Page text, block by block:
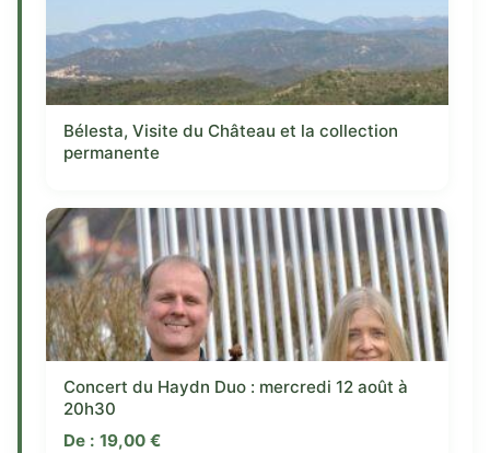
Bélesta, Visite du Château et la collection
permanente
Concert du Haydn Duo : mercredi 12 août à
20h30
De : 19,00 €